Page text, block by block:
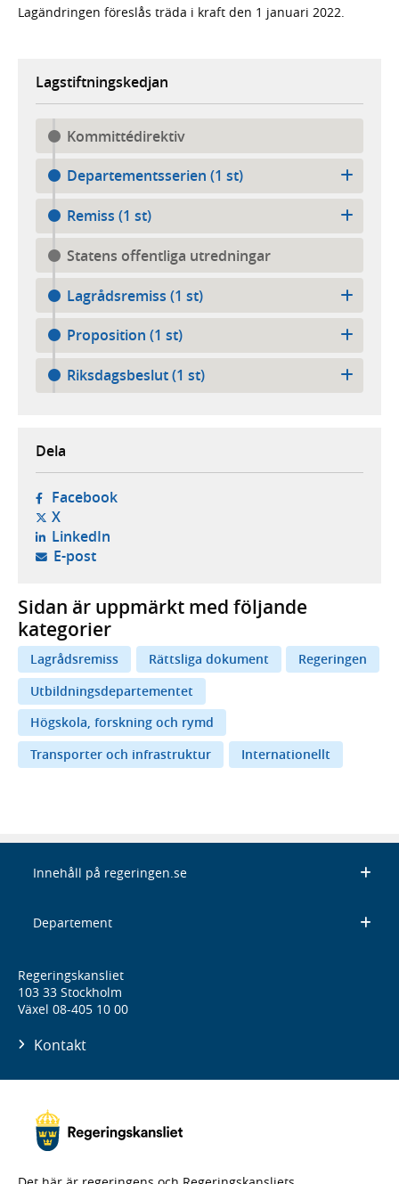
Lagändringen föreslås träda i kraft den 1 januari 2022.
Lagstiftningskedjan
Kommittédirektiv
Departementsserien (1 st)
Remiss (1 st)
Statens offentliga utredningar
Lagrådsremiss (1 st)
Proposition (1 st)
Riksdagsbeslut (1 st)
Dela
Facebook- öppnas i ny flik, extern webbplats,
X- öppnas i ny flik, extern webbplats,
LinkedIn- öppnas i ny flik, extern webbplats,
E-post- öppnar din e-postklient,
Sidan är uppmärkt med följande
kategorier
Lagrådsremiss Rättsliga dokument
Regeringen
Utbildningsdepartementet
Högskola, forskning och rymd
Transporter och infrastruktur
Internationellt
Innehåll på regeringen.se
Departement
Regeringskansliet
103 33 Stockholm
Växel 08-405 10 00
Kontakt